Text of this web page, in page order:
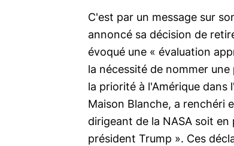
C'est par un message sur
annoncé sa décision de
évoqué une « évaluation
la nécessité de nommer
la priorité à l'Amérique
Maison Blanche, a renchéri
dirigeant de la NASA soit
président Trump ». Ces